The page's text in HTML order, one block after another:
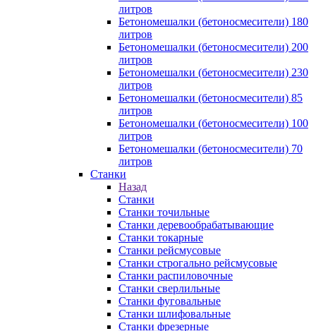
литров
Бетономешалки (бетоносмесители) 180
литров
Бетономешалки (бетоносмесители) 200
литров
Бетономешалки (бетоносмесители) 230
литров
Бетономешалки (бетоносмесители) 85
литров
Бетономешалки (бетоносмесители) 100
литров
Бетономешалки (бетоносмесители) 70
литров
Станки
Назад
Станки
Станки точильные
Станки деревообрабатывающие
Станки токарные
Станки рейсмусовые
Станки строгально рейсмусовые
Станки распиловочные
Станки сверлильные
Станки фуговальные
Станки шлифовальные
Станки фрезерные